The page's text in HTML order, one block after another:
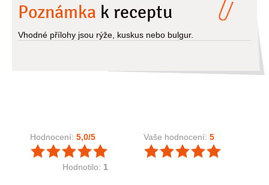
Poznámka k receptu
Vhodné přílohy jsou rýže, kuskus nebo bulgur.
Hodnocení: 5,0/5
Hodnotilo: 1
Vaše hodnocení: 5